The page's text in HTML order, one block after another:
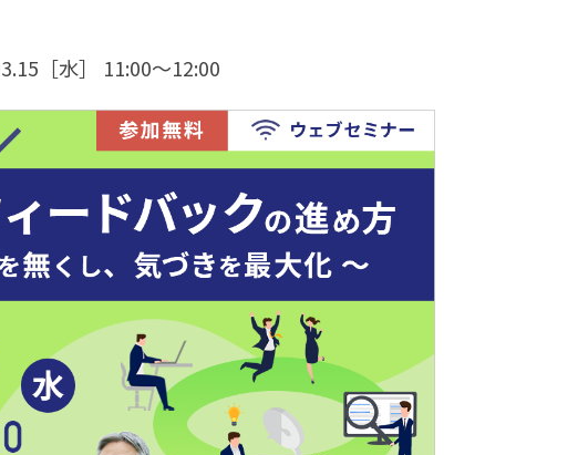
［水］ 11:00〜12:00